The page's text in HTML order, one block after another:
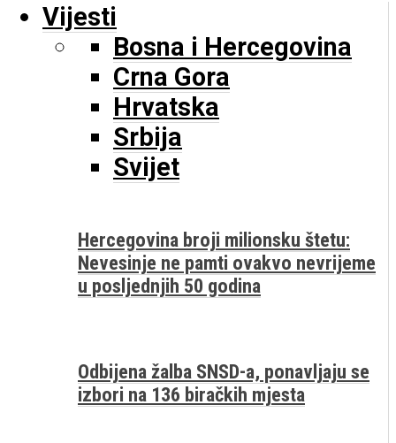
Vijesti
Bosna i Hercegovina
Crna Gora
Hrvatska
Srbija
Svijet
Hercegovina broji milionsku štetu:
Nevesinje ne pamti ovakvo nevrijeme
u posljednjih 50 godina
Odbijena žalba SNSD-a, ponavljaju se
izbori na 136 biračkih mjesta